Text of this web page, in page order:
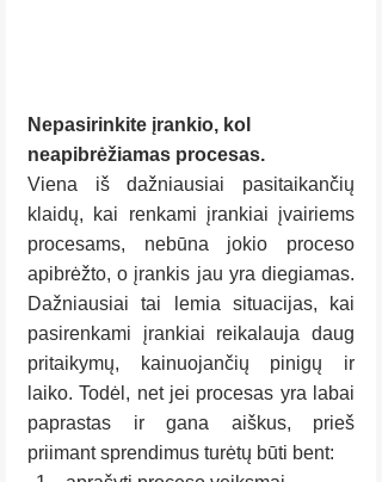
Nepasirinkite įrankio, kol
neapibrėžiamas procesas.
Viena iš dažniausiai pasitaikančių
klaidų, kai renkami įrankiai įvairiems
procesams, nebūna jokio proceso
apibrėžto, o įrankis jau yra diegiamas.
Dažniausiai tai lemia situacijas, kai
pasirenkami įrankiai reikalauja daug
pritaikymų, kainuojančių pinigų ir
laiko. Todėl, net jei procesas yra labai
paprastas ir gana aiškus, prieš
priimant sprendimus turėtų būti bent: